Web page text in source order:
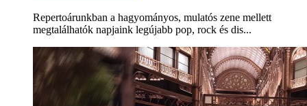
Repertoárunkban a hagyományos, mulatós zene mellett
megtalálhatók napjaink legújabb pop, rock és dis...